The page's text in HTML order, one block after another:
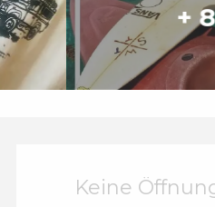
+ 8
Keine